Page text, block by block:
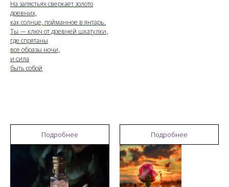
На запястьях сверкает золото
древних,
как солнце, пойманное в янтарь.
Ты — ключ от древней шкатулки,
где спрятаны
все образы ночи,
и сила
быть собой
Подробнее Подробнее